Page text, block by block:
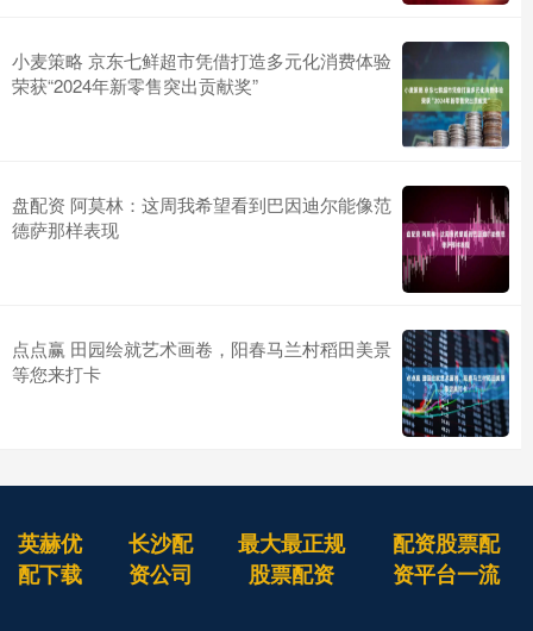
小麦策略 京东七鲜超市凭借打造多元化消费体验
荣获“2024年新零售突出贡献奖”
盘配资 阿莫林：这周我希望看到巴因迪尔能像范
德萨那样表现
点点赢 田园绘就艺术画卷，阳春马兰村稻田美景
等您来打卡
英赫优
配下载
长沙配
资公司
最大最正规
股票配资
配资股票配
资平台一流